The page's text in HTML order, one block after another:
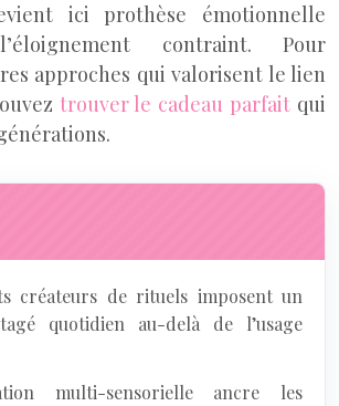
ici prothèse émotionnelle
contraint. Pour
approches qui valorisent le lien
trouver le cadeau parfait qui
créateurs de rituels imposent un
quotidien au-delà de l’usage
multi-sensorielle ancre les